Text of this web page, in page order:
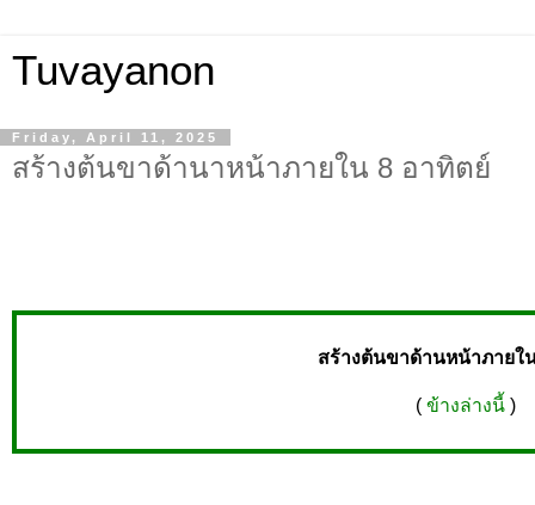
Tuvayanon
Friday, April 11, 2025
สร้างต้นขาด้านาหน้าภายใน 8 อาทิตย์
สร้างต้นขาด้านหน้าภายใ
( ข้างล่างนี้ )